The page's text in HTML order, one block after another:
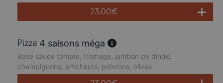
23.00€
4 saisons méga
Base sauce tomate, fromage, jambon de dinde,
champignons, artichauts, poivrons, olives